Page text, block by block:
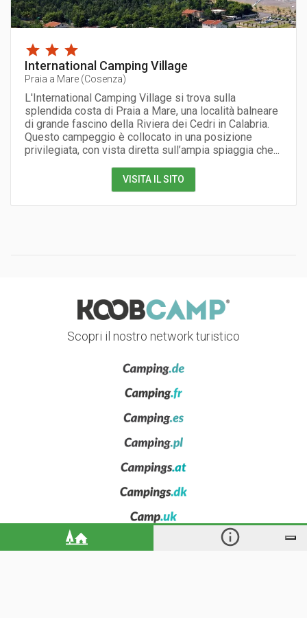
International Camping Village
Praia a Mare (Cosenza)
L'International Camping Village si trova sulla
splendida costa di Praia a Mare, una località balneare
di grande fascino della Riviera dei Cedri in Calabria.
Questo campeggio è collocato in una posizione
privilegiata, con vista diretta sull’ampia spiaggia che...
VISITA IL SITO
Scopri il nostro network turistico